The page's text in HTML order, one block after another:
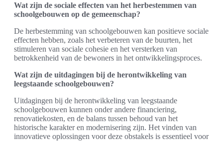
Wat zijn de sociale effecten van het herbestemmen van
schoolgebouwen op de gemeenschap?
De herbestemming van schoolgebouwen kan positieve sociale
effecten hebben, zoals het verbeteren van de buurten, het
stimuleren van sociale cohesie en het versterken van
betrokkenheid van de bewoners in het ontwikkelingsproces.
Wat zijn de uitdagingen bij de herontwikkeling van
leegstaande schoolgebouwen?
Uitdagingen bij de herontwikkeling van leegstaande
schoolgebouwen kunnen onder andere financiering,
renovatiekosten, en de balans tussen behoud van het
historische karakter en modernisering zijn. Het vinden van
innovatieve oplossingen voor deze obstakels is essentieel voor